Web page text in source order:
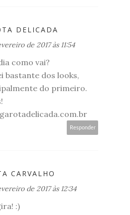
DELICADA
de 2017 às 11:54
como vai?
bastante dos looks,
do primeiro.
Responder
CARVALHO
de 2017 às 12:34
:)